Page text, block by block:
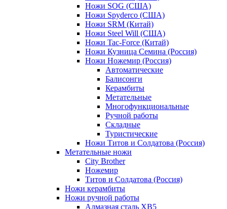
Ножи SOG (США)
Ножи Spyderco (США)
Ножи SRM (Китай)
Ножи Steel Will (США)
Ножи Tac-Force (Китай)
Ножи Кузница Семина (Россия)
Ножи Ножемир (Россия)
Автоматические
Балисонги
Керамбиты
Метательные
Многофункциональные
Ручной работы
Складные
Туристические
Ножи Титов и Солдатова (Россия)
Метательные ножи
City Brother
Ножемир
Титов и Солдатова (Россия)
Ножи керамбиты
Ножи ручной работы
Алмазная сталь ХВ5